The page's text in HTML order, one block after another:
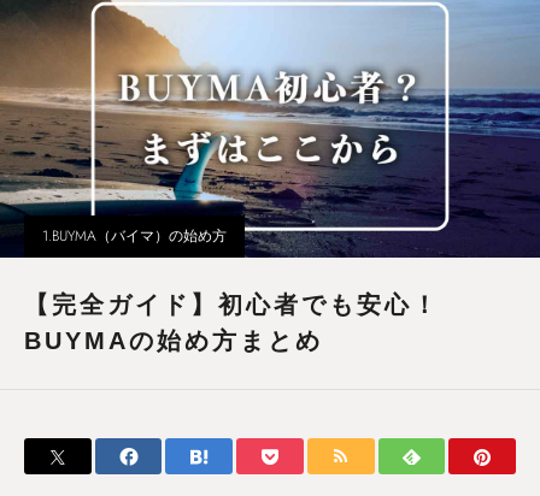
1.BUYMA（バイマ）の始め方
【完全ガイド】初心者でも安心！
BUYMAの始め方まとめ